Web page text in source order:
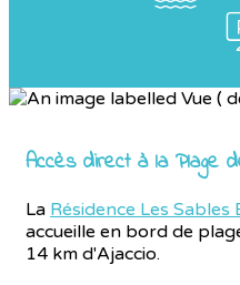
Accès direct à la Plage
La Résidence Les Sables
accueille en bord de
14 km d'Ajaccio.